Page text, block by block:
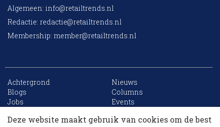
Algemeen: info@retailtrends.nl
Redactie: redactie@retailtrends.nl
Membership: member@retailtrends.nl
Achtergrond
Nieuws
Blogs
Columns
Jobs
Events
Archief
Sitemap
Deze website maakt gebruik van cookies om de best
10 collega’s
Korting op events